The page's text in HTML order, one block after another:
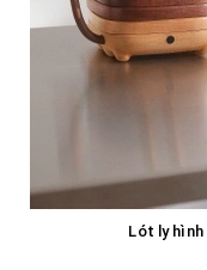
Lót ly